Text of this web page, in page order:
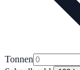
Tonnen